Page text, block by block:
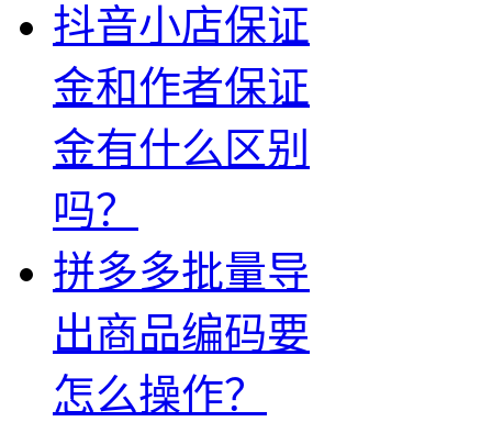
抖音小店保证
金和作者保证
金有什么区别
吗？
拼多多批量导
出商品编码要
怎么操作？